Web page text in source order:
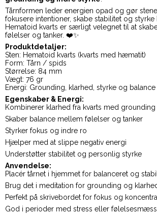
Tårnformen leder energien opad og gør
fokusere intentioner, skabe stabilitet og styrke
Hematoid kvarts er særligt velegnet til at
følelser og tanker. ❤️✨
Produktdetaljer:
Sten: Hematoid kvarts (kvarts med hæmatit)
Form: Tårn / spids
Størrelse: 84 mm
Vægt: 76 gr
Energi: Grounding, klarhed, styrke og balance
Egenskaber & Energi:
Kombinerer klarhed fra kvarts med
Skaber balance mellem følelser og tanker
Styrker fokus og indre ro
Hjælper med at slippe negativ energi
Understøtter stabilitet og personlig styrke
Anvendelse:
Placér tårnet i hjemmet for balanceret og
Brug det i meditation for grounding og
Perfekt på skrivebordet for fokus og
God i perioder med stress eller